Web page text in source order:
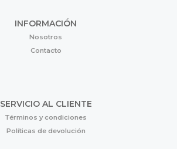
INFORMACIÓN
Nosotros
Contacto
SERVICIO AL CLIENTE
Términos y condiciones
Políticas de devolución